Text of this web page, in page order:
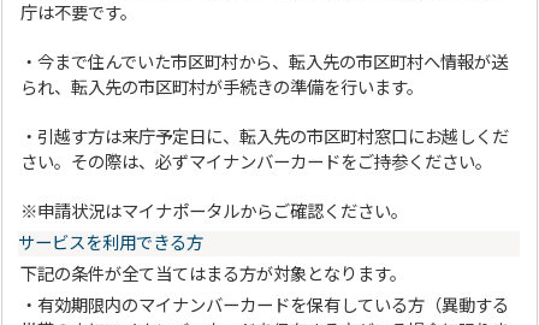
庁は不要です。
・今まで住んでいた市区町村から、転入先の市区町村へ情報が送
られ、転入先の市区町村が手続きの準備を行います。
・引越す方は来庁予定日に、転入先の市区町村窓口にお越しくだ
さい。その際は、必ずマイナンバーカードをご持参ください。
※申請状況はマイナポータルからご確認ください。
サービスを利用できる方
下記の条件が全て当てはまる方が対象となります。
・有効期限内のマイナンバーカードを保有している方（異動する